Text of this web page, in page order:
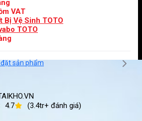
VAT
Bị Vệ Sinh TOTO
TOTO
đặt sản phẩm
4.7
(3.4tr+ đánh giá)